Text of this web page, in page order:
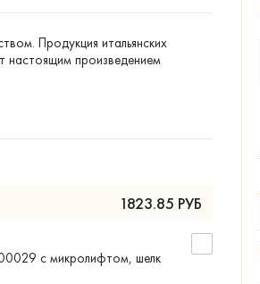
Продукция итальянских
настоящим произведением
1823.85 РУБ
с микролифтом, шелк